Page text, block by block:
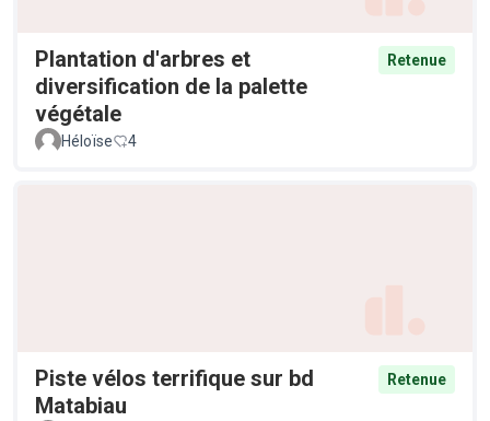
Plantation d'arbres et
diversification de la palette
végétale
Retenue
Héloïse 4
Piste vélos terrifique sur bd
Matabiau
Retenue